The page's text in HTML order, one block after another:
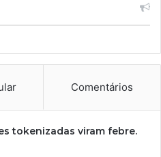
Comentários
tokenizadas viram febre.